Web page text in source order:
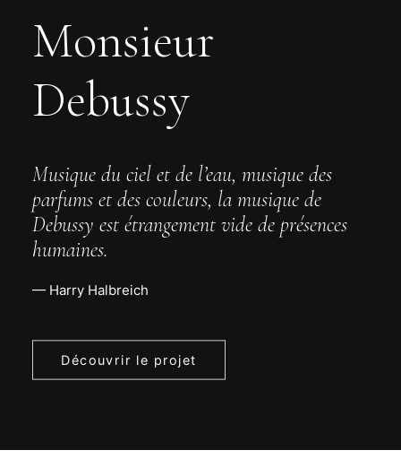
Monsieur
Debussy
Musique du ciel et de l’eau, musique des
parfums et des couleurs, la musique de
Debussy est étrangement vide de présences
humaines.
— Harry Halbreich
Découvrir le projet